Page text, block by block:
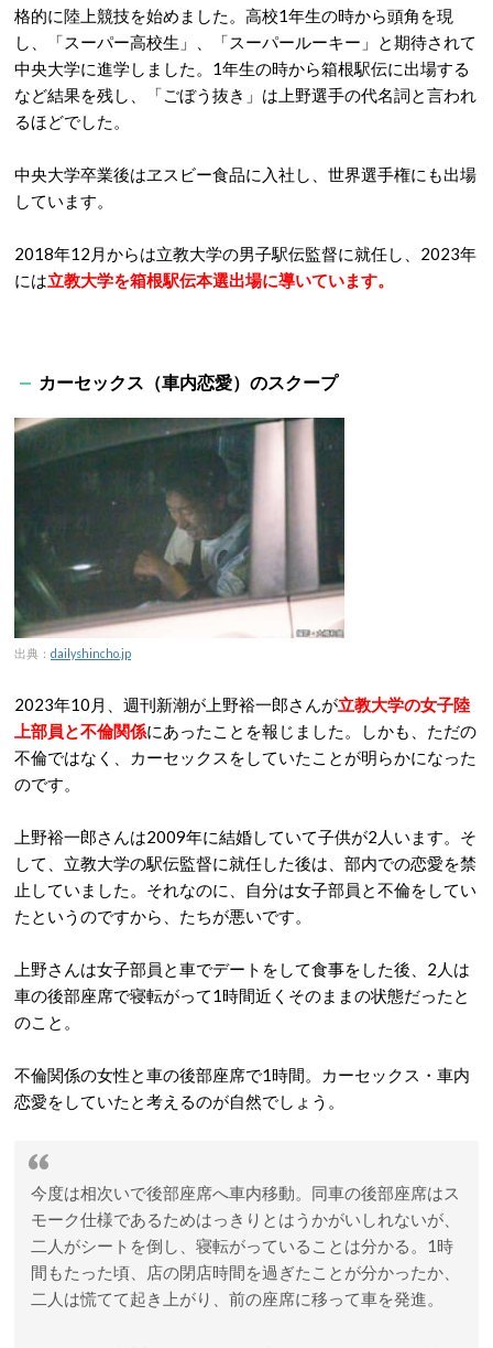
格的に陸上競技を始めました。高校1年生の時から頭角を現
し、「スーパー高校生」、「スーパールーキー」と期待されて
中央大学に進学しました。1年生の時から箱根駅伝に出場する
など結果を残し、「ごぼう抜き」は上野選手の代名詞と言われ
るほどでした。
中央大学卒業後はヱスビー食品に入社し、世界選手権にも出場
しています。
2018年12月からは立教大学の男子駅伝監督に就任し、2023年
には立教大学を箱根駅伝本選出場に導いています。
カーセックス（車内恋愛）のスクープ
出典： dailyshincho.jp
2023年10月、週刊新潮が上野裕一郎さんが立教大学の女子陸
上部員と不倫関係にあったことを報じました。しかも、ただの
不倫ではなく、カーセックスをしていたことが明らかになった
のです。
上野裕一郎さんは2009年に結婚していて子供が2人います。そ
して、立教大学の駅伝監督に就任した後は、部内での恋愛を禁
止していました。それなのに、自分は女子部員と不倫をしてい
たというのですから、たちが悪いです。
上野さんは女子部員と車でデートをして食事をした後、2人は
車の後部座席で寝転がって1時間近くそのままの状態だったと
のこと。
不倫関係の女性と車の後部座席で1時間。カーセックス・車内
恋愛をしていたと考えるのが自然でしょう。
今度は相次いで後部座席へ車内移動。同車の後部座席はス
モーク仕様であるためはっきりとはうかがいしれないが、
二人がシートを倒し、寝転がっていることは分かる。1時
間もたった頃、店の閉店時間を過ぎたことが分かったか、
二人は慌てて起き上がり、前の座席に移って車を発進。